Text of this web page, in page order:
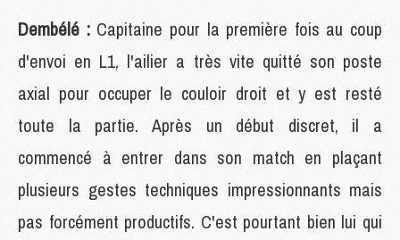
Dembélé : Capitaine pour la première fois au coup
d'envoi en L1, l'ailier a très vite quitté son poste
axial pour occuper le couloir droit et y est resté
toute la partie. Après un début discret, il a
commencé à entrer dans son match en plaçant
plusieurs gestes techniques impressionnants mais
pas forcément productifs. C'est pourtant bien lui qui